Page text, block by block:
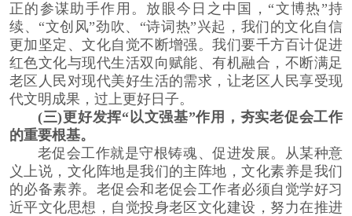
正的参谋助手作用。放眼今日之中国，“文博热”持
续、“文创风”劲吹、“诗词热”兴起，我们的文化自信
更加坚定、文化自觉不断增强。我们要千方百计促进
红色文化与现代生活双向赋能、有机融合，不断满足
老区人民对现代美好生活的需求，让老区人民享受现
代文明成果，过上更好日子。
(三)更好发挥“以文强基”作用，夯实老促会工作
的重要根基。
老促会工作就是守根铸魂、促进发展。从某种意
义上说，文化阵地是我们的主阵地，文化素养是我们
的必备素养。老促会和老促会工作者必须自觉学好习
近平文化思想，自觉投身老区文化建设，努力在推进